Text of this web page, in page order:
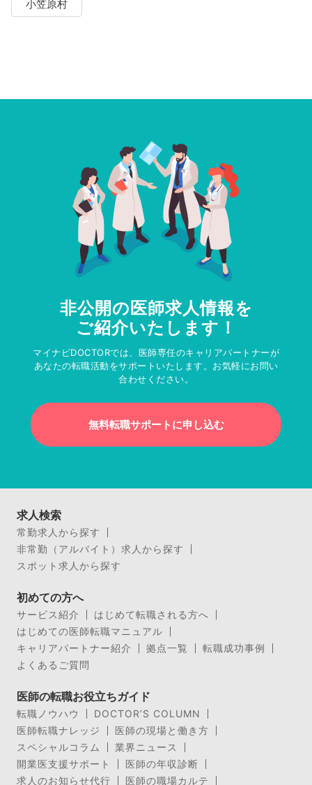
小笠原村
非公開の医師求人情報を
ご紹介いたします！
マイナビDOCTORでは、医師専任のキャリアパートナーが
あなたの転職活動をサポートいたします。お気軽にお問い
合わせください。
無料転職サポートに申し込む
求人検索
常勤求人から探す
非常勤（アルバイト）求人から探す
スポット求人から探す
初めての方へ
サービス紹介
はじめて転職される方へ
はじめての医師転職マニュアル
キャリアパートナー紹介
拠点一覧
転職成功事例
よくあるご質問
医師の転職お役立ちガイド
転職ノウハウ
DOCTOR’S COLUMN
医師転職ナレッジ
医師の現場と働き方
スペシャルコラム
業界ニュース
開業医支援サポート
医師の年収診断
求人のお知らせ代行
医師の職場カルテ